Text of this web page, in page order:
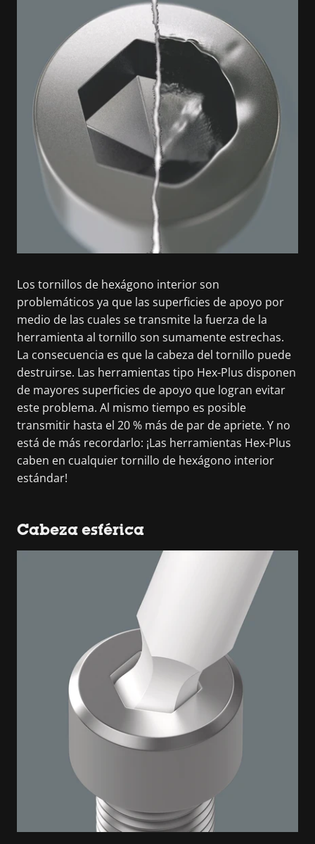
Los tornillos de hexágono interior son
problemáticos ya que las superficies de apoyo por
medio de las cuales se transmite la fuerza de la
herramienta al tornillo son sumamente estrechas.
La consecuencia es que la cabeza del tornillo puede
destruirse. Las herramientas tipo Hex-Plus disponen
de mayores superficies de apoyo que logran evitar
este problema. Al mismo tiempo es posible
transmitir hasta el 20 % más de par de apriete. Y no
está de más recordarlo: ¡Las herramientas Hex-Plus
caben en cualquier tornillo de hexágono interior
estándar!
Cabeza esférica